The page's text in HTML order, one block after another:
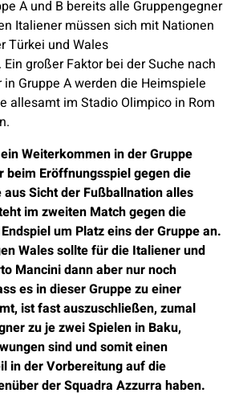
A und B bereits alle Gruppengegner
Italiener müssen sich mit Nationen
Türkei und Wales
großer Faktor bei der Suche nach
Gruppe A werden die Heimspiele
allesamt im Stadio Olimpico in Rom
Weiterkommen in der Gruppe
beim Eröffnungsspiel gegen die
Sicht der Fußballnation alles
im zweiten Match gegen die
um Platz eins der Gruppe an.
Wales sollte für die Italiener und
Mancini dann aber nur noch
es in dieser Gruppe zu einer
ist fast auszuschließen, zumal
zu je zwei Spielen in Baku,
sind und somit einen
in der Vorbereitung auf die
der Squadra Azzurra haben.